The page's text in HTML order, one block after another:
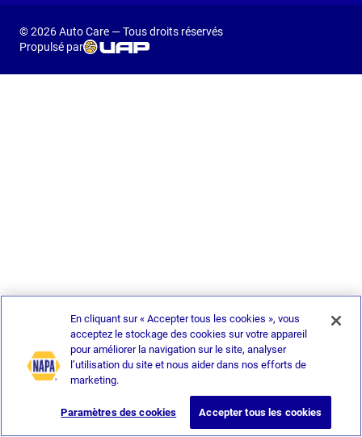
© 2026 Auto Care — Tous droits réservés
Propulsé par
En cliquant sur « Accepter tous les cookies », vous
acceptez le stockage des cookies sur votre appareil
pour améliorer la navigation sur le site, analyser
l’utilisation du site et nous aider dans nos efforts de
marketing.
Paramètres des cookies Accepter tous les cookies